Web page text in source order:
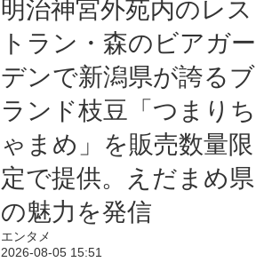
明治神宮外苑内のレス
トラン・森のビアガー
デンで新潟県が誇るブ
ランド枝豆「つまりち
ゃまめ」を販売数量限
定で提供。えだまめ県
の魅力を発信
エンタメ
2026-08-05 15:51